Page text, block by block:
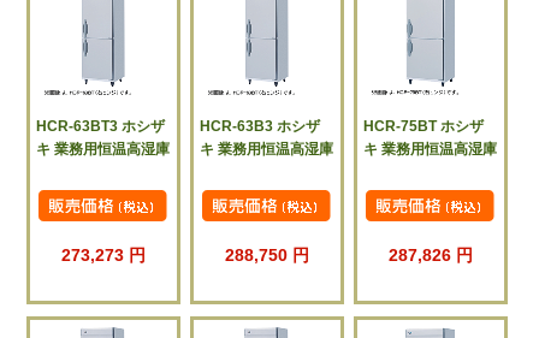
HCR-63BT3 ホシザ
キ 業務用恒温高湿庫
273,273 円
HCR-63B3 ホシザ
キ 業務用恒温高湿庫
288,750 円
HCR-75BT ホシザ
キ 業務用恒温高湿庫
287,826 円